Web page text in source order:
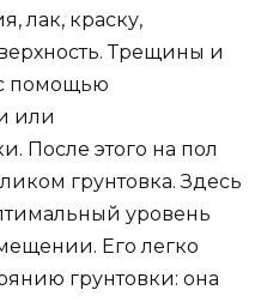
лак, краску,
Трещины и
помощью
или
После этого на пол
грунтовка. Здесь
уровень
Его легко
грунтовки: она